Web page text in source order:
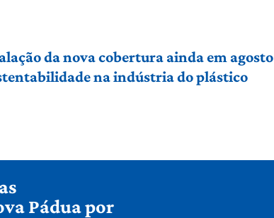
da nova cobertura ainda em agosto
na indústria do plástico
Pádua por